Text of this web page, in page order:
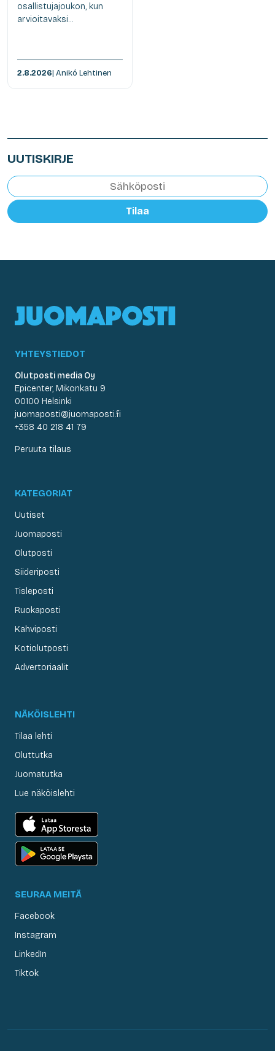
osallistujajoukon, kun
arvioitavaksi...
2.8.2026| Anikó Lehtinen
UUTISKIRJE
Tilaa
YHTEYSTIEDOT
Olutposti media Oy
Epicenter, Mikonkatu 9
00100 Helsinki
juomaposti@juomaposti.fi
+358 40 218 41 79
Peruuta tilaus
KATEGORIAT
Uutiset
Juomaposti
Olutposti
Siideriposti
Tisleposti
Ruokaposti
Kahviposti
Kotiolutposti
Advertoriaalit
NÄKÖISLEHTI
Tilaa lehti
Oluttutka
Juomatutka
Lue näköislehti
SEURAA MEITÄ
Facebook
Instagram
LinkedIn
Tiktok